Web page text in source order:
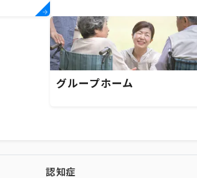
グループホーム
認知症